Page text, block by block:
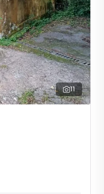
11